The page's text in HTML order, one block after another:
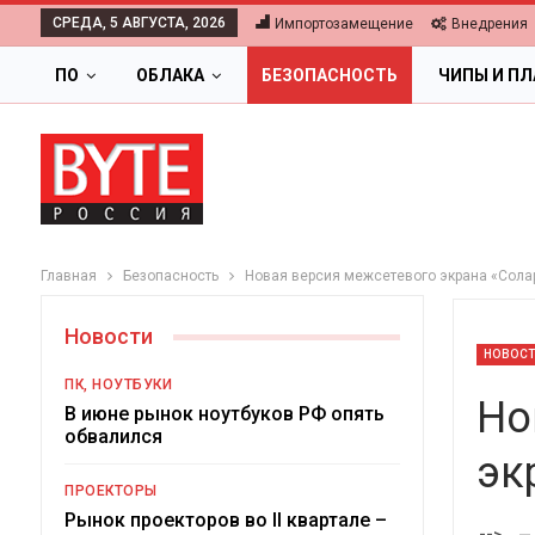
СРЕДА, 5 АВГУСТА, 2026 Импортозамещение Внедрения
ПО ОБЛАКА БЕЗОПАСНОСТЬ ЧИПЫ И
Главная Безопасность Новая версия межсетевого экрана
Новости
ПК, НОУТБУКИ
В июне рынок ноутбуков РФ опять
обвалился
ПРОЕКТОРЫ
Рынок проекторов во II квартале –Цифровая экономика